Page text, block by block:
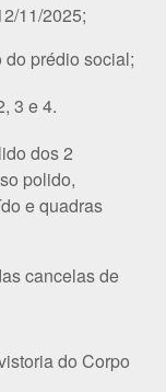
11/2025;
do prédio social;
3 e 4.
dos 2
polido,
e quadras
cancelas de
do Corpo